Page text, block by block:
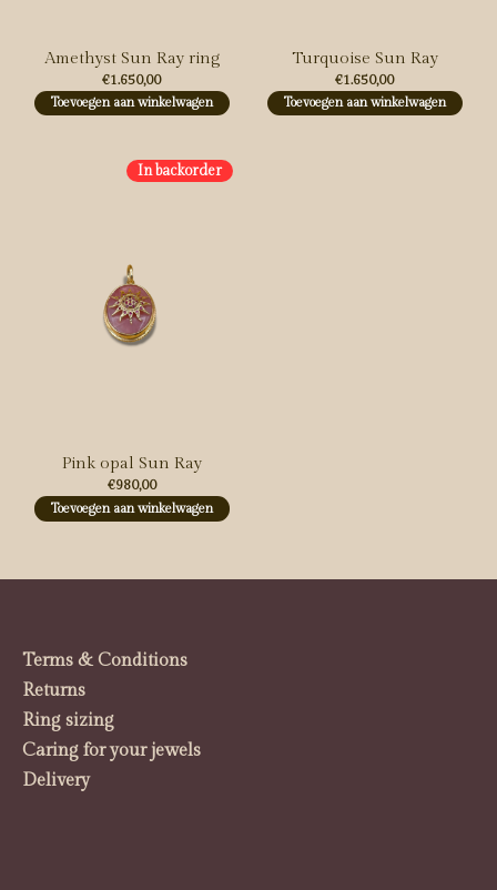
Amethyst Sun Ray ring
€1.650,00
Toevoegen aan winkelwagen
Turquoise Sun Ray
€1.650,00
Toevoegen aan winkelwagen
In backorder
Pink opal Sun Ray
€980,00
Toevoegen aan winkelwagen
Terms & Conditions
Returns
Ring sizing
Caring for your jewels
Delivery